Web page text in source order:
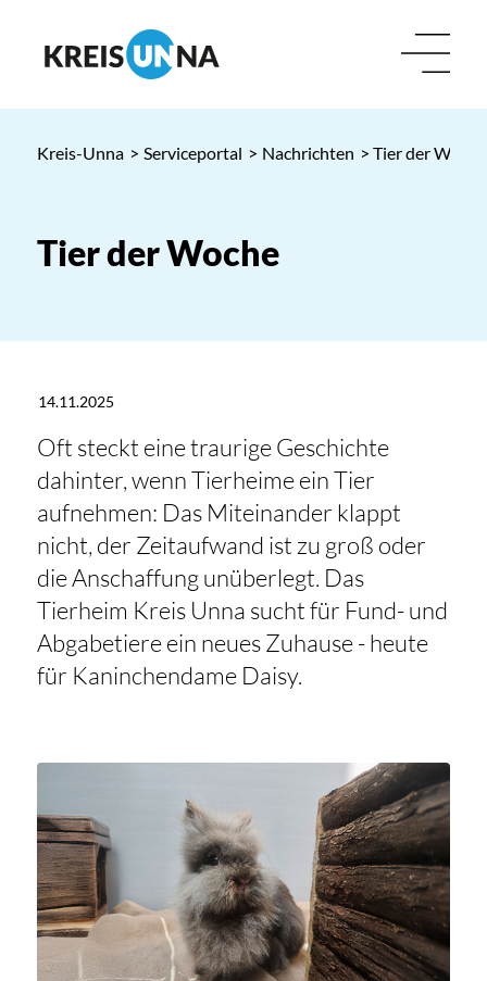
Kreis-Unna > Serviceportal > Nachrichten > Tier der Woche
Tier der Woche
14.11.2025
Oft steckt eine traurige Geschichte
dahinter, wenn Tierheime ein Tier
aufnehmen: Das Miteinander klappt
nicht, der Zeitaufwand ist zu groß oder
die Anschaffung unüberlegt. Das
Tierheim Kreis Unna sucht für Fund- und
Abgabetiere ein neues Zuhause - heute
für Kaninchendame Daisy.